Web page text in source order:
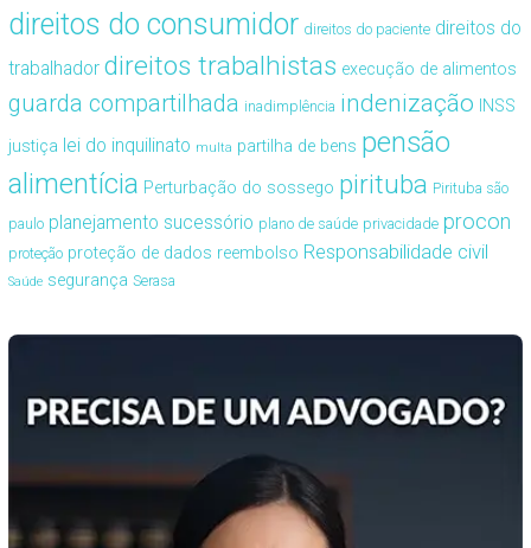
direitos do consumidor direitos do paciente direitos do
trabalhador direitos trabalhistas execução de alimentos
guarda compartilhada inadimplência indenização INSS
justiça lei do inquilinato multa partilha de bens pensão
alimentícia Perturbação do sossego pirituba Pirituba são
paulo planejamento sucessório plano de saúde privacidade procon
proteção proteção de dados reembolso Responsabilidade civil
Saúde segurança Serasa